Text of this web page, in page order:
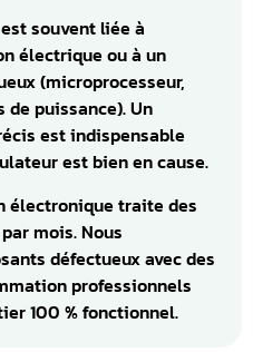
souvent liée à
électrique ou à un
(microprocesseur,
puissance). Un
est indispensable
est bien en cause.
électronique traite des
mois. Nous
défectueux avec des
professionnels
100 % fonctionnel.